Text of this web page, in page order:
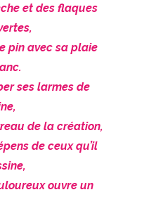
et des flaques
pin avec sa plaie
ses larmes de
de la création,
de ceux qu’il
ouvre un